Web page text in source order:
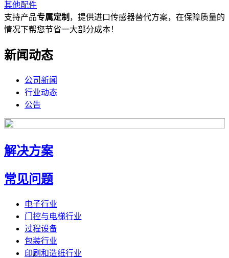
其他配件
支持产品专属定制 ，提供进口传感器替代方案，在保障质量的
情况下帮您节省一大部分成本！
新闻动态
公司新闻
行业动态
公告
解决方案
常见问题
电子行业
门控与电梯行业
过程设备
包装行业
印刷和造纸行业